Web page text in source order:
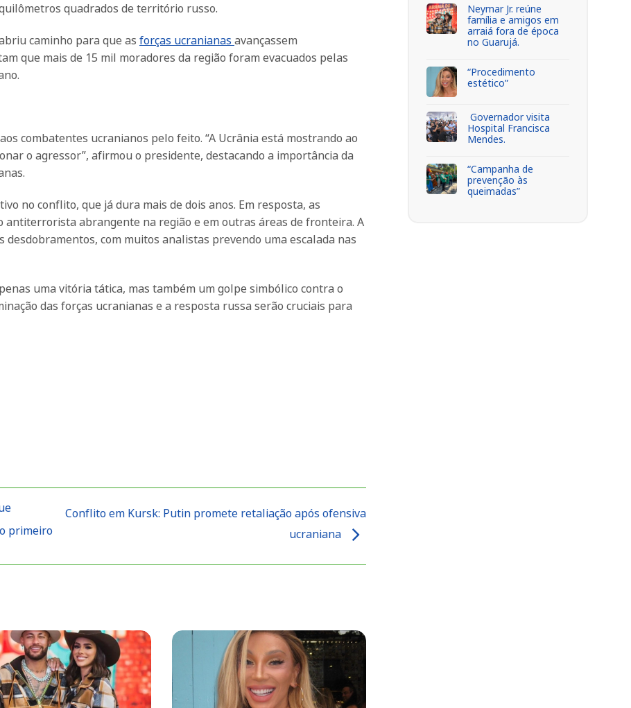
quadrados de território russo.
caminho para que as forças ucranianas avançassem
que mais de 15 mil moradores da região foram evacuados pelas
combatentes ucranianos pelo feito. “A Ucrânia está mostrando ao
o agressor”, afirmou o presidente, destacando a importância da
no conflito, que já dura mais de dois anos. Em resposta, as
abrangente na região e em outras áreas de fronteira. A
com muitos analistas prevendo uma escalada nas
uma vitória tática, mas também um golpe simbólico contra o
das forças ucranianas e a resposta russa serão cruciais para
primeiro
Conflito em Kursk: Putin promete retaliação após ofensiva
ucraniana
Neymar Jr. reúne
família e amigos em
arraiá fora de época
no Guarujá.
“Procedimento
estético”
Governador visita
Hospital Francisca
Mendes.
“Campanha de
prevenção às
queimadas”